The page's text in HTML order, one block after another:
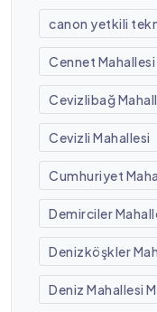
canon yetkili
Cennet Mahallesi
Cevizlibağ
Cevizli Mahallesi
Cumhuriyet
Demirciler
Denizköşkler
Deniz Mahallesi